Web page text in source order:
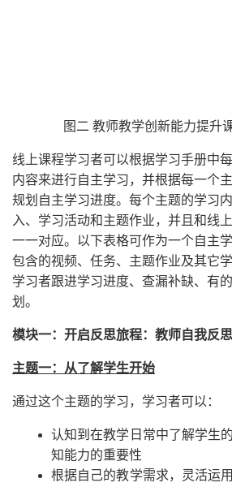
图二 教师教学创新能力提升
线上课程学习者可以根据学习手册中
内容来进行自主学习，并根据每一个
规划自主学习进度。每个主题的学习
入、学习活动和主题作业，并且和线
一一对应。以下表格可作为一个自主
包含的视频、任务、主题作业及其它
学习者跟进学习进度、查漏补缺、有
划。
模块一：开启反思旅程：教师自我反
主题一：从了解学生开始
通过这个主题的学习，学习者可以：
认知到在教学日常中了解学生
知能力的重要性
根据自己的教学需求，灵活运